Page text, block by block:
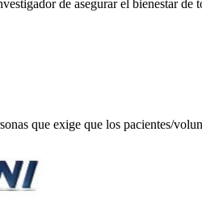
de asegurar el bienestar
que exige que los pacientes/